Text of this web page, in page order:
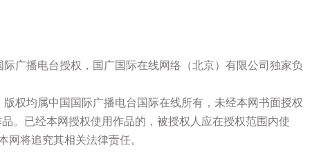
广播电台授权，国广国际在线网络（北京）有限公司独家负
权均属中国国际广播电台国际在线所有，未经本网书面授权
。已经本网授权使用作品的，被授权人应在授权范围内使
网将追究其相关法律责任。